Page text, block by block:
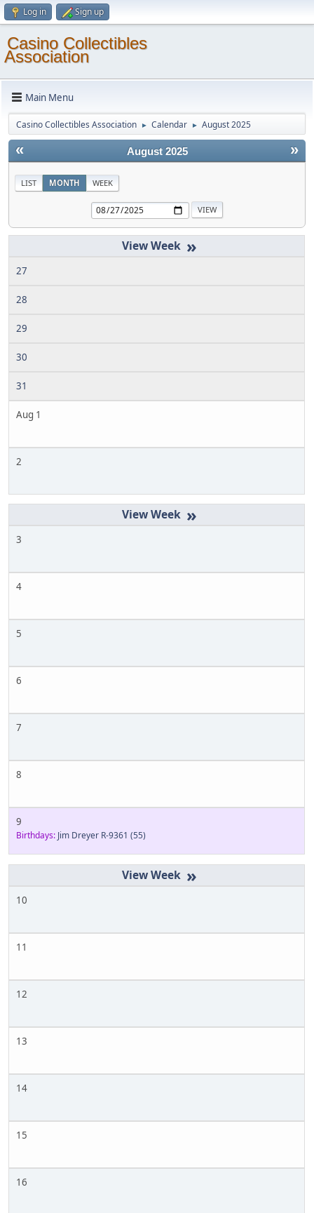
Log in Sign up
Casino Collectibles
Association
Main Menu
Casino Collectibles Association ► Calendar ► August 2025
« »
August 2025
LIST MONTH WEEK
»
27
28
29
30
31
Aug 1
2
»
3
4
5
6
7
8
9
Birthdays: Jim Dreyer R-9361 (55)
»
10
11
12
13
14
15
16